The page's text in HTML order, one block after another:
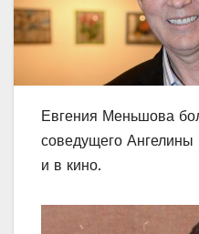
Евгения Меньшова
соведущего Ангелины
и в кино.